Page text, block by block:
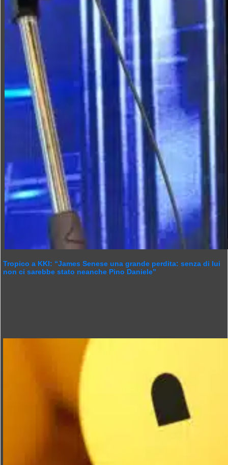
Tropico a KKI: “James Senese una grande perdita: senza di lui
non ci sarebbe stato neanche Pino Daniele”